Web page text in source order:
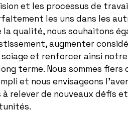
et les processus de
les uns dans les
la qualité, nous souhaitons
augmenter
et renforcer ainsi notre
terme. Nous sommes fiers
et nous envisageons
relever de nouveaux défis